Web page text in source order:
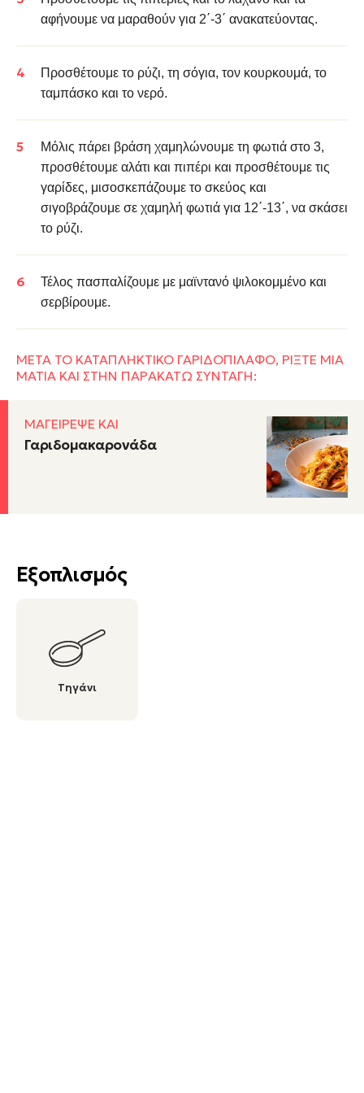
Εξοπλισμός
Τηγάνι
αφήνουμε να μαραθούν για 2΄-3΄ ανακατεύοντας.
Προσθέτουμε το ρύζι, τη σόγια, τον κουρκουμά, το
ταμπάσκο και το νερό.
Μόλις πάρει βράση χαμηλώνουμε τη φωτιά στο 3,
προσθέτουμε αλάτι και πιπέρι και προσθέτουμε τις
γαρίδες, μισοσκεπάζουμε το σκεύος και
σιγοβράζουμε σε χαμηλή φωτιά για 12΄-13΄, να σκάσει
το ρύζι.
Τέλος πασπαλίζουμε με μαϊντανό ψιλοκομμένο και
σερβίρουμε.
ΜΕΤΑ ΤΟ ΚΑΤΑΠΛΗΚΤΙΚΟ ΓΑΡΙΔΟΠΙΛΑΦΟ, ΡΙΞΤΕ ΜΙΑ
ΜΑΤΙΑ ΚΑΙ ΣΤΗΝ ΠΑΡΑΚΑΤΩ ΣΥΝΤΑΓΗ:
ΜΑΓΕΙΡΕΨΕ ΚΑΙ
Γαριδομακαρονάδα